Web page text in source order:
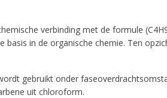
verbinding met de formule
basis in de organische chemie. Ten
gebruikt onder
uit chloroform.